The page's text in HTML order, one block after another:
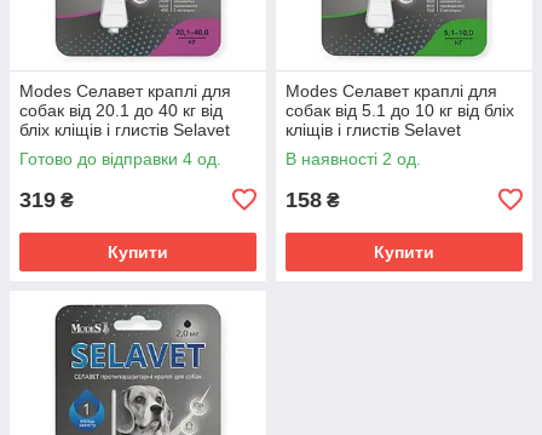
Modes Селавет краплі для
собак від 20.1 до 40 кг від
бліх кліщів і глистів Selavet
протипаразитарний засіб
Готово до відправки 4 од.
319 ₴
Купити
Modes Селавет краплі для
собак від 5.1 до 10 кг від бліх
кліщів і глистів Selavet
протипаразитарний засіб
В наявності 2 од.
158 ₴
Купити